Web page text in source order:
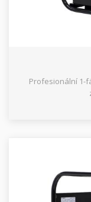
Profesionální 1-